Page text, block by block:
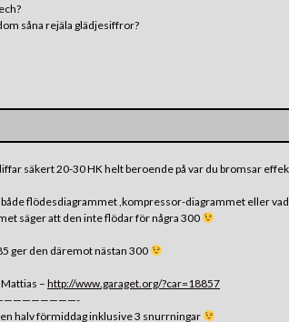
såna rejäla glädjesiffror?
säkert 20-30 HK helt beroende på var du bromsar
flödesdiagrammet ,kompressor-diagrammet eller
säger att den inte flödar för några 300
ger den däremot nästan 300
– http://www.garaget.org/?car=18857
en halv förmiddag inklusive 3 snurrningar